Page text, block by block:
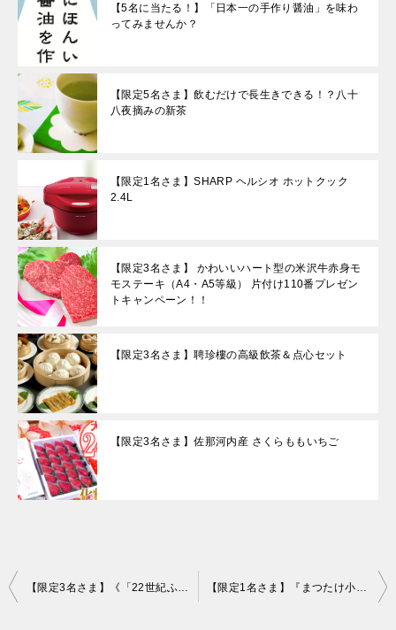
【5名に当たる！】「日本一の手作り醤油」を味わ
ってみませんか？
【限定5名さま】飲むだけで長生きできる！？八十
八夜摘みの新茶
【限定1名さま】SHARP ヘルシオ ホットクック
2.4L
【限定3名さま】 かわいいハート型の米沢牛赤身モ
モステーキ（A4・A5等級） 片付け110番プレゼン
トキャンペーン！！
【限定3名さま】聘珍樓の高級飲茶＆点心セット
【限定3名さま】佐那河内産 さくらももいちご
投